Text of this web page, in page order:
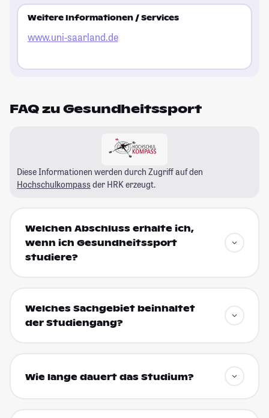
Weitere Informationen / Services
www.uni-saarland.de
FAQ zu Gesundheitssport
Diese Informationen werden durch Zugriff auf den
Hochschulkompass der HRK erzeugt.
Welchen Abschluss erhalte ich,
wenn ich Gesundheitssport
studiere?
Welches Sachgebiet beinhaltet
der Studiengang?
Wie lange dauert das Studium?